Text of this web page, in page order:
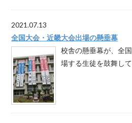
2021.07.13
全国大会・近畿大会出場の懸垂幕
校舎の懸垂幕が、全
場する生徒を鼓舞し